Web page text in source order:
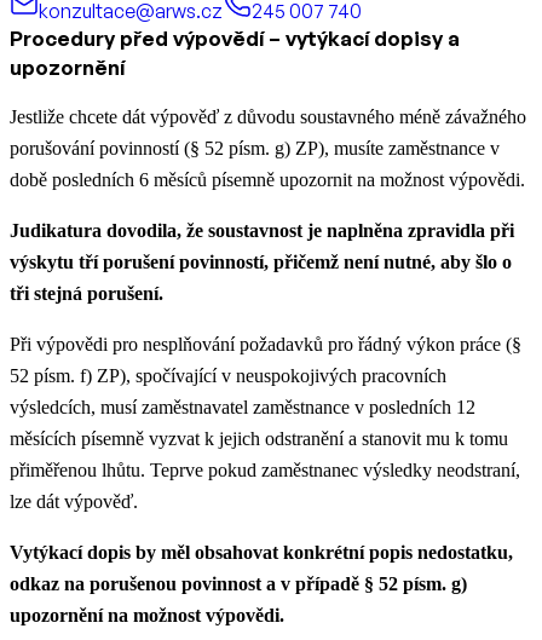
konzultace@arws.cz 245 007 740
Procedury před výpovědí – vytýkací dopisy a
upozornění
Jestliže chcete dát výpověď z důvodu soustavného méně závažného
porušování povinností (§ 52 písm. g) ZP), musíte zaměstnance v
době posledních 6 měsíců písemně upozornit na možnost výpovědi.
Judikatura dovodila, že soustavnost je naplněna zpravidla při
výskytu tří porušení povinností, přičemž není nutné, aby šlo o
tři stejná porušení.
Při výpovědi pro nesplňování požadavků pro řádný výkon práce (§
52 písm. f) ZP), spočívající v neuspokojivých pracovních
výsledcích, musí zaměstnavatel zaměstnance v posledních 12
měsících písemně vyzvat k jejich odstranění a stanovit mu k tomu
přiměřenou lhůtu. Teprve pokud zaměstnanec výsledky neodstraní,
lze dát výpověď.
Vytýkací dopis by měl obsahovat konkrétní popis nedostatku,
odkaz na porušenou povinnost a v případě § 52 písm. g)
upozornění na možnost výpovědi.